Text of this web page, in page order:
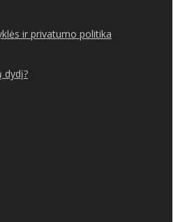
ir privatumo politika
dydį?